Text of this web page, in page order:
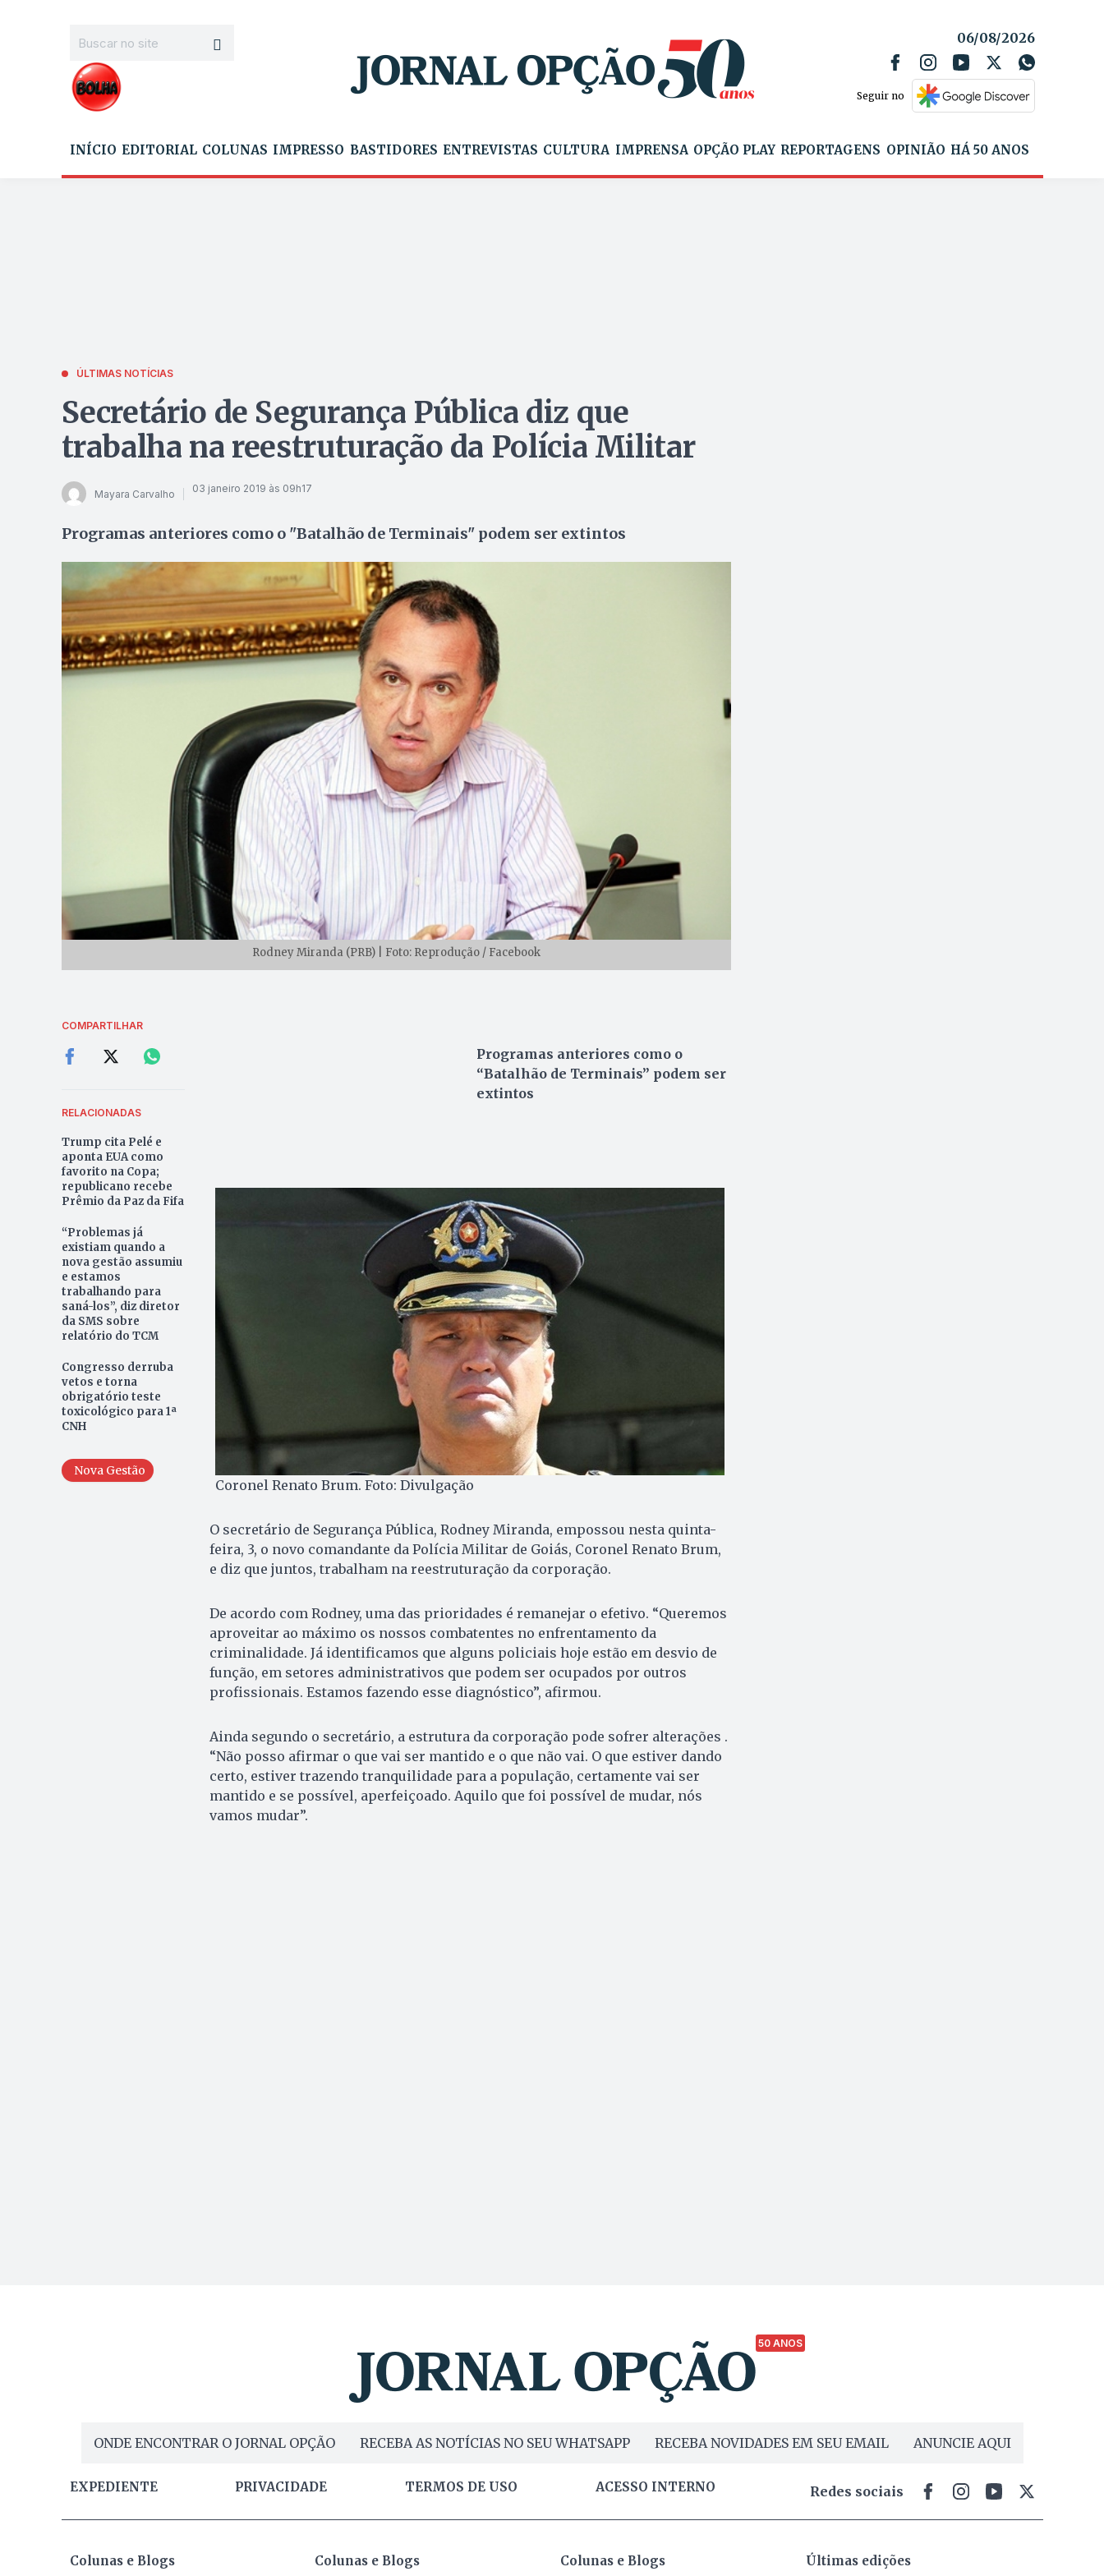
06/08/2026
Seguir no
INÍCIO EDITORIAL COLUNAS IMPRESSO BASTIDORES ENTREVISTAS CULTURA IMPRENSA OPÇÃO PLAY REPORTAGENS OPINIÃO HÁ 50 ANOS
ÚLTIMAS NOTÍCIAS
Secretário de Segurança Pública diz que
trabalha na reestruturação da Polícia Militar
Mayara Carvalho 03 janeiro 2019 às 09h17
Programas anteriores como o "Batalhão de Terminais" podem ser extintos
Rodney Miranda (PRB) | Foto: Reprodução / Facebook
COMPARTILHAR
RELACIONADAS
Trump cita Pelé e
aponta EUA como
favorito na Copa;
republicano recebe
Prêmio da Paz da Fifa
“Problemas já
existiam quando a
nova gestão assumiu
e estamos
trabalhando para
saná-los”, diz diretor
da SMS sobre
relatório do TCM
Congresso derruba
vetos e torna
obrigatório teste
toxicológico para 1ª
CNH
Nova Gestão
Programas anteriores como o
“Batalhão de Terminais” podem ser
extintos
Coronel Renato Brum. Foto: Divulgação
O secretário de Segurança Pública, Rodney Miranda, empossou nesta quinta-
feira, 3, o novo comandante da Polícia Militar de Goiás, Coronel Renato Brum,
e diz que juntos, trabalham na reestruturação da corporação.
De acordo com Rodney, uma das prioridades é remanejar o efetivo. “Queremos
aproveitar ao máximo os nossos combatentes no enfrentamento da
criminalidade. Já identificamos que alguns policiais hoje estão em desvio de
função, em setores administrativos que podem ser ocupados por outros
profissionais. Estamos fazendo esse diagnóstico”, afirmou.
Ainda segundo o secretário, a estrutura da corporação pode sofrer alterações .
“Não posso afirmar o que vai ser mantido e o que não vai. O que estiver dando
certo, estiver trazendo tranquilidade para a população, certamente vai ser
mantido e se possível, aperfeiçoado. Aquilo que foi possível de mudar, nós
vamos mudar”.
50 ANOS
ONDE ENCONTRAR O JORNAL OPÇÃO RECEBA AS NOTÍCIAS NO SEU WHATSAPP RECEBA NOVIDADES EM SEU EMAIL ANUNCIE AQUI
EXPEDIENTE PRIVACIDADE TERMOS DE USO ACESSO INTERNO Redes sociais
Colunas e Blogs Colunas e Blogs Colunas e Blogs Últimas edições